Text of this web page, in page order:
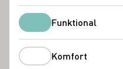
Funktional
Komfort